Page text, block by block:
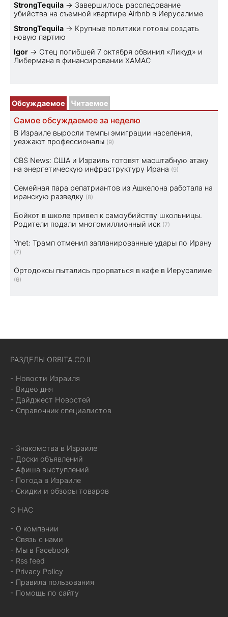
StrongTequila → Завершилось расследование
убийства на съемной квартире Airbnb в Иерусалиме
StrongTequila → Крупные политики готовы создать
новую партию
Igor → Отец погибшей 7 октября обвинил «Ликуд» и
Либермана в финансировании ХАМАС
Обсуждаемое Читаемое
Самое обсуждаемое за неделю
В Израиле выросли темпы эмиграции населения,
уезжают профессионалы (9)
CBS News: США и Израиль готовят масштабную атаку
на энергетическую инфраструктуру Ирана (9)
Семейная пара репатриантов из Ашкелона работала на
иранскую разведку (8)
Бойкот в школе привел к самоубийству школьницы.
Родители подали многомиллионный иск (7)
Ynet: Трамп отменил запланированные удары по Ирану
(7)
Ортодоксы пытались прорваться в кафе в Иерусалиме
(6)
РАЗДЕЛЫ ORBITA.CO.IL
- Новости Израиля
- Видео дня
- Дайджест Новостей
- Справочник специалистов
- Знакомства в Израиле
- Доски объявлений
- Афиша выступлений
- Погода в Израиле
- Скидки и обзоры товаров
О НАС
- О компании
- Связь с нами
- Мы в Facebook
- Rss feed
- Privacy Policy
- Правила пользования
- Помощь по сайту